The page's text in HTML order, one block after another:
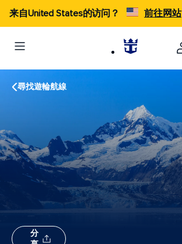
来自United States的访问？ 前往网站
尋找遊輪航線
分